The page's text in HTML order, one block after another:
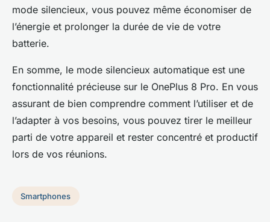
mode silencieux, vous pouvez même économiser de
l’énergie et prolonger la durée de vie de votre
batterie.
En somme, le mode silencieux automatique est une
fonctionnalité précieuse sur le OnePlus 8 Pro. En vous
assurant de bien comprendre comment l’utiliser et de
l’adapter à vos besoins, vous pouvez tirer le meilleur
parti de votre appareil et rester concentré et productif
lors de vos réunions.
Smartphones